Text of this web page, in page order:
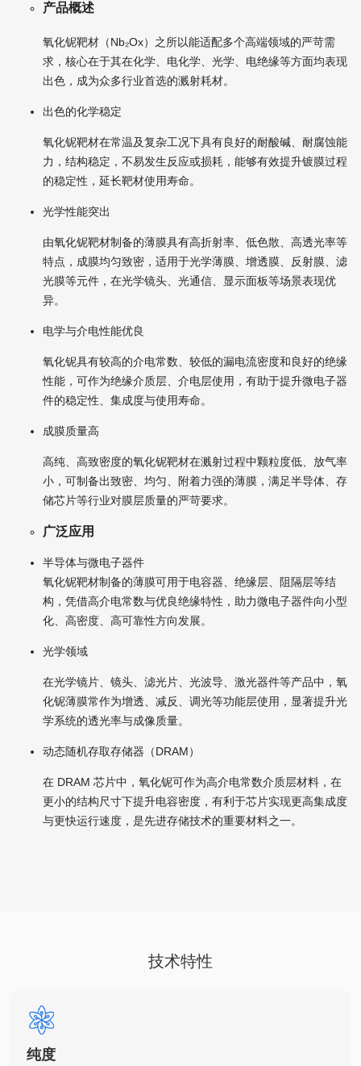
产品概述
氧化铌靶材（Nb₂Ox）之所以能适配多个高端领域的严苛需
求，核心在于其在化学、电化学、光学、电绝缘等方面均表现
出色，成为众多行业首选的溅射耗材。
出色的化学稳定
氧化铌靶材在常温及复杂工况下具有良好的耐酸碱、耐腐蚀能
力，结构稳定，不易发生反应或损耗，能够有效提升镀膜过程
的稳定性，延长靶材使用寿命。
光学性能突出
由氧化铌靶材制备的薄膜具有高折射率、低色散、高透光率等
特点，成膜均匀致密，适用于光学薄膜、增透膜、反射膜、滤
光膜等元件，在光学镜头、光通信、显示面板等场景表现优
异。
电学与介电性能优良
氧化铌具有较高的介电常数、较低的漏电流密度和良好的绝缘
性能，可作为绝缘介质层、介电层使用，有助于提升微电子器
件的稳定性、集成度与使用寿命。
成膜质量高
高纯、高致密度的氧化铌靶材在溅射过程中颗粒度低、放气率
小，可制备出致密、均匀、附着力强的薄膜，满足半导体、存
储芯片等行业对膜层质量的严苛要求。
广泛应用
半导体与微电子器件
氧化铌靶材制备的薄膜可用于电容器、绝缘层、阻隔层等结
构，凭借高介电常数与优良绝缘特性，助力微电子器件向小型
化、高密度、高可靠性方向发展。
光学领域
在光学镜片、镜头、滤光片、光波导、激光器件等产品中，氧
化铌薄膜常作为增透、减反、调光等功能层使用，显著提升光
学系统的透光率与成像质量。
动态随机存取存储器（DRAM）
在 DRAM 芯片中，氧化铌可作为高介电常数介质层材料，在
更小的结构尺寸下提升电容密度，有利于芯片实现更高集成度
与更快运行速度，是先进存储技术的重要材料之一。
技术特性
纯度